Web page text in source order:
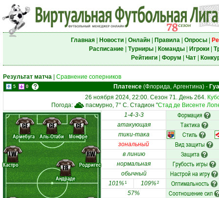
Главная| Новости| Онлайн| Правила| Опросы|
Расписание| Турниры| Команды| Игроки|
Рейтинги| Форум Чат|
Результат матча Сравнение соперников
5 0 Платенсе (Флорида, Аргентина) -
26 ноября 2024, 22:00. Сезон 71. День 264.
Погода:
пасмурно, 7° C. Стадион "Стад де Висенте
Кастро
Андраде
Родригес
Армебуга Аль-Отаби Монфре
LW
FR
RW
CF CF CF
1-4-3-3 Формация
атакующая Тактика
тики-така Стиль
зональный Вид защиты
в линию Защита
нормальная Грубость игры
обычный Настрой на игру
101%1 109%2 Оптимальность
57% Соотношение сил